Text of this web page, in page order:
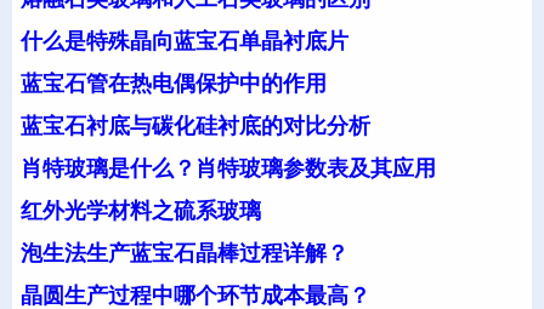
什么是特殊晶向蓝宝石单晶衬底片
蓝宝石管在热电偶保护中的作用
蓝宝石衬底与碳化硅衬底的对比分析
肖特玻璃是什么？肖特玻璃参数表及其应用
红外光学材料之硫系玻璃
泡生法生产蓝宝石晶棒过程详解？
晶圆生产过程中哪个环节成本最高？